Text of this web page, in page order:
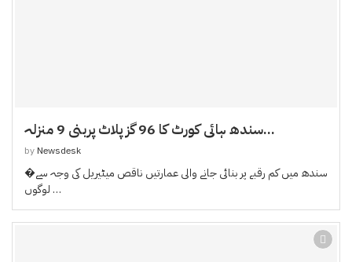
سندھ ہائی کورٹ کا 96 گز پلاٹ پربنی 9 منزلہ...
by Newsdesk
�سندھ میں کم رقبے پر بنائی جانے والی عمارتیں ناقص میٹیریل کی وجہ سے
لوگوں …